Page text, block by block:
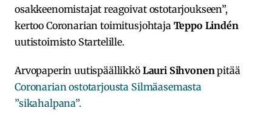
osakkeenomistajat reagoivat ostotarjoukseen”,
kertoo Coronarian toimitusjohtaja Teppo Lindén
uutistoimisto Startelille.
Arvopaperin uutispäällikkö Lauri Sihvonenpitää
Coronarian ostotarjousta Silmäasemasta
”sikahalpana”.